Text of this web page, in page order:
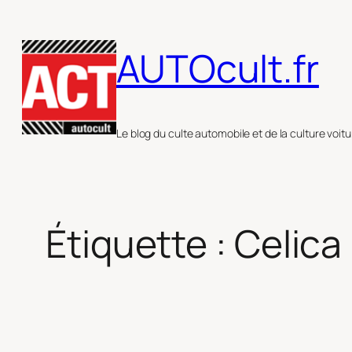
au
contenu
AUTOcult.fr
Le blog du culte automobile et de la culture
Étiquette : Celica